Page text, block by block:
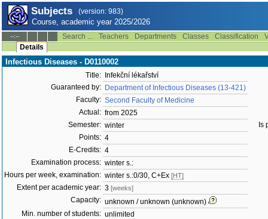
Subjects (version: 983)
Course, academic year 2025/2026
--:-- Search ... Teachers Departments Classes Classification
Details
Infectious Diseases - D0110002
Title:
Infekční lékařství
Guaranteed by: Department of Infectious Diseases (13-421)
Faculty: Second Faculty of Medicine
Actual: from 2025
Semester: winter
Points: 4
E-Credits: 4
Examination process: winter s.:
Hours per week, examination: winter s.:0/30, C+Ex [HT]
Extent per academic year: 3 [weeks]
Capacity: unknown / unknown (unknown)
Min. number of students: unlimited
Is